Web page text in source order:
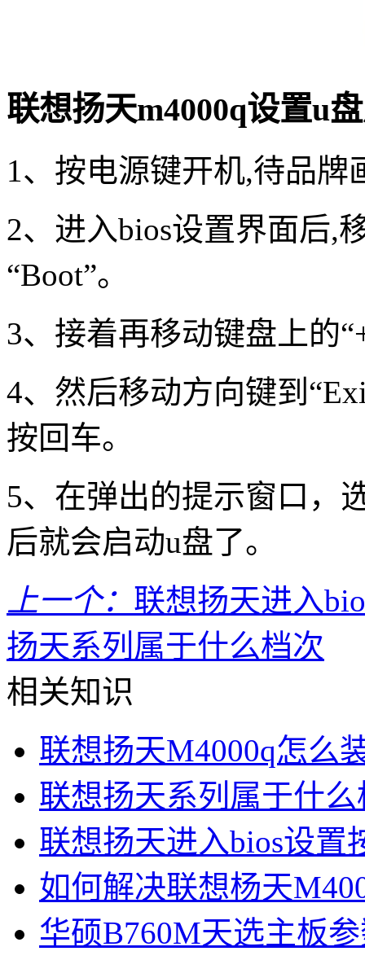
联想扬天m4000q设置u
1、按电源键开机,待品
2、进入bios设置界面后,
“Boot”。
3、接着再移动键盘上的
4、然后移动方向键到
按回车。
5、在弹出的提示窗口，
后就会启动u盘了。
上一个： 联想扬天进入
扬天系列属于什么档次
相关知识
联想扬天M4000q怎么
联想扬天系列属于什么
联想扬天进入bios设置
如何解决联想杨天
华硕B760M天选主板